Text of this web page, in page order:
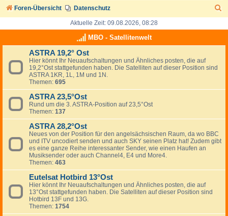
Foren-Übersicht Datenschutz
h
Aktuelle Zeit: 09.08.2026, 08:28
MBO - Satellitenwelt
ASTRA 19,2° Ost
Hier könnt Ihr Neuaufschaltungen und Ähnliches posten, die auf
19,2°Ost stattgefunden haben. Die Satelliten auf dieser Position sind
ASTRA 1KR, 1L, 1M und 1N.
Themen: 695
ASTRA 23,5°Ost
Rund um die 3. ASTRA-Position auf 23,5°Ost
Themen: 137
ASTRA 28,2°Ost
Neues von der Position für den angelsächsischen Raum, da wo BBC
und ITV uncodiert senden und auch SKY seinen Platz hat! Zudem gibt
es eine ganze Reihe interessanter Sender, wie einen Haufen an
Musiksender oder auch Channel4, E4 und More4.
Themen: 463
Eutelsat Hotbird 13°Ost
Hier könnt Ihr Neuaufschaltungen und Ähnliches posten, die auf
13°Ost stattgefunden haben. Die Satelliten auf dieser Position sind
Hotbird 13F und 13G.
Themen: 1754